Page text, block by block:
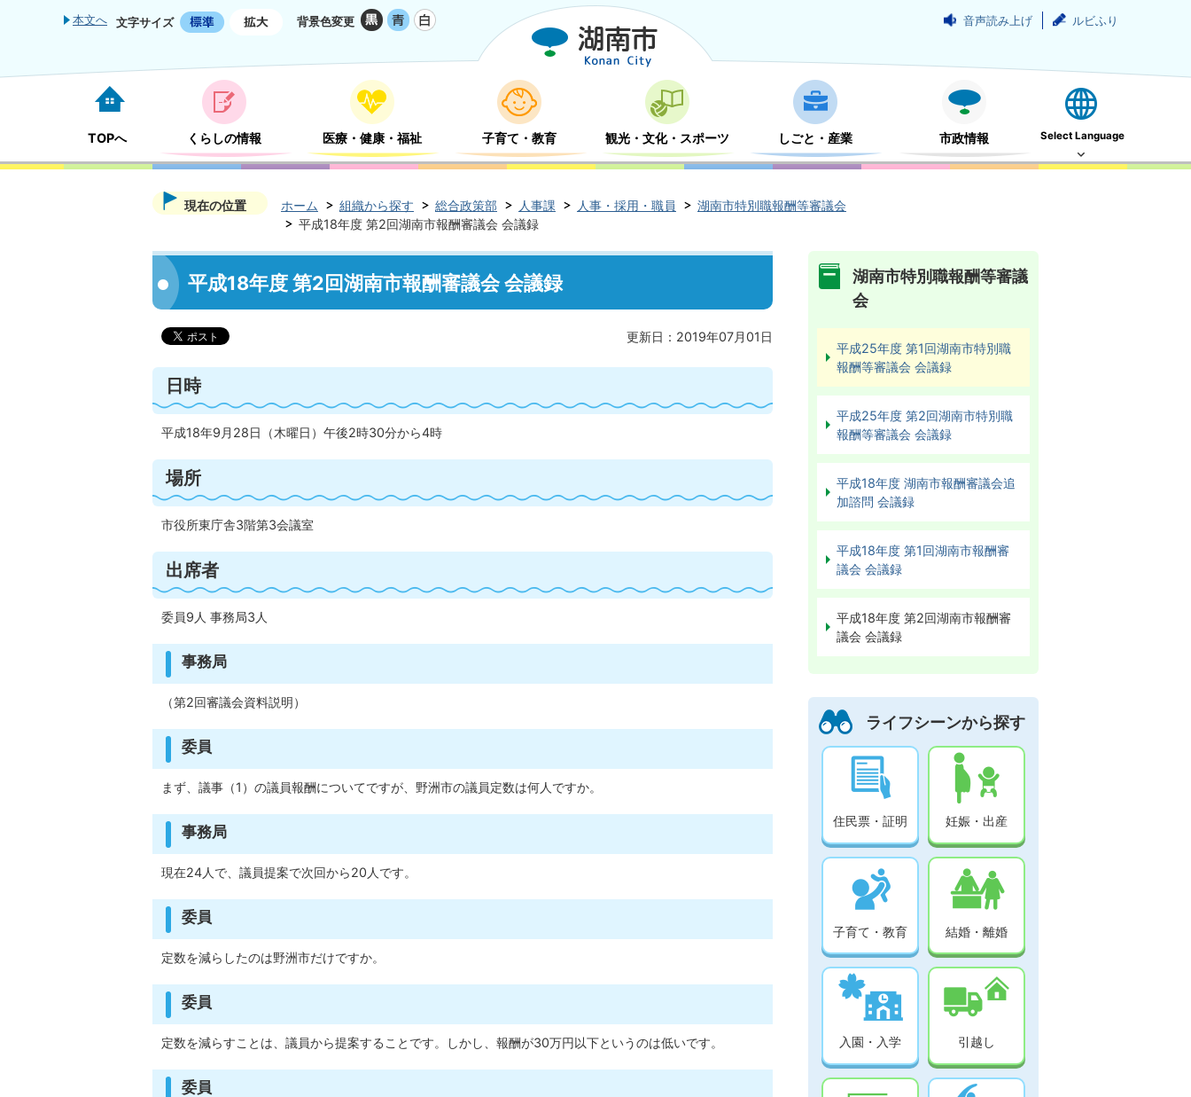
本文へ 文字サイズ 背景色変更 音声読み上げ ルビふり
TOPへ くらしの情報 医療・健康・福祉 子育て・教育 観光・文化・スポーツ しごと・産業 市政情報 Select Language
現在の位置 ホーム 組織から探す 総合政策部 人事課 人事・採用・職員
湖南市特別職報酬等審議会
平成18年度 第2回湖南市報酬審議会 会議録
平成18年度 第2回湖南市報酬審議会 会議録
更新日：2019年07月01日
日時
平成18年9月28日（木曜日）午後2時30分から4時
場所
市役所東庁舎3階第3会議室
出席者
委員9人 事務局3人
事務局
（第2回審議会資料説明）
委員
まず、議事（1）の議員報酬についてですが、野洲市の議員定数は何人ですか。
事務局
現在24人で、議員提案で次回から20人です。
委員
定数を減らしたのは野洲市だけですか。
委員
定数を減らすことは、議員から提案することです。しかし、報酬が30万円以下というのは低いです。
委員
湖南市特別職報酬等審議
会
平成25年度 第1回湖南市特別職
報酬等審議会 会議録
平成25年度 第2回湖南市特別職
報酬等審議会 会議録
平成18年度 湖南市報酬審議会追
加諮問 会議録
平成18年度 第1回湖南市報酬審
議会 会議録
平成18年度 第2回湖南市報酬審
議会 会議録
ライフシーンから探す
住民票・証明 妊娠・出産
子育て・教育 結婚・離婚
入園・入学 引越し